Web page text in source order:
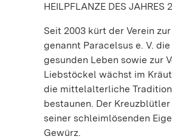
HEILPFLANZE DES JAHRES
Seit 2003 kürt der Verein
genannt Paracelsus e. V.
gesunden Leben sowie zur
Liebstöckel wächst im
die mittelalterliche
bestaunen. Der
seiner schleimlösenden
Gewürz.